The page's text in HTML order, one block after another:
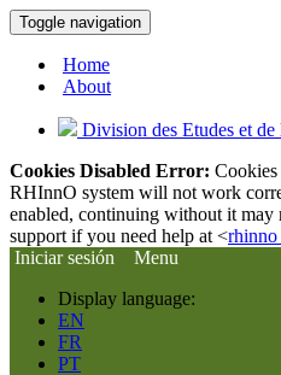
Toggle navigation
Home
About
Division des Etudes et de
Cookies Disabled Error: Cookies
RHInnO system will not work
enabled, continuing without it may
support if you need help at <
Iniciar sesión
Menu
Display language:
EN
FR
PT